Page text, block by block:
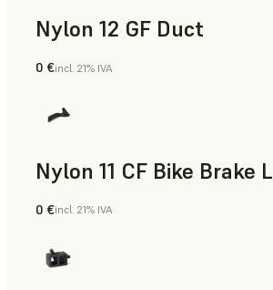
Nylon 12 GF Duct
Polvo para SLS
0 €incl. 21% IVA
Nylon 11 CF Bike Brake
Polvo para SLS
0 €incl. 21% IVA